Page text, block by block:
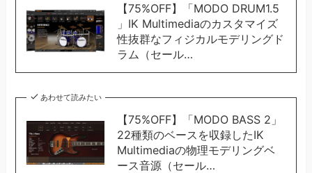
【75%OFF】「MODO DRUM1.5
」IK Multimediaのカスタマイズ
性抜群なフィジカルモデリングド
ラム（セール…
あわせて読みたい
【75%OFF】「MODO BASS 2」
22種類のベースを収録したIK
Multimediaの物理モデリングベ
ース音源（セール…